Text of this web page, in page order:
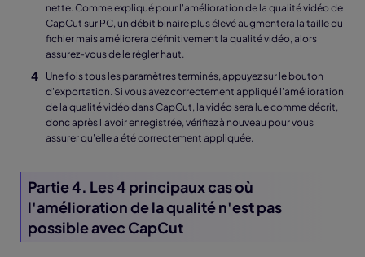
nette. Comme expliqué pour l'amélioration de la qualité vidéo de
CapCut sur PC, un débit binaire plus élevé augmentera la taille du
fichier mais améliorera définitivement la qualité vidéo, alors
assurez-vous de le régler haut.
Une fois tous les paramètres terminés, appuyez sur le bouton
d'exportation. Si vous avez correctement appliqué l'amélioration
de la qualité vidéo dans CapCut, la vidéo sera lue comme décrit,
donc après l'avoir enregistrée, vérifiez à nouveau pour vous
assurer qu'elle a été correctement appliquée.
Partie 4. Les 4 principaux cas où
l'amélioration de la qualité n'est pas
possible avec CapCut